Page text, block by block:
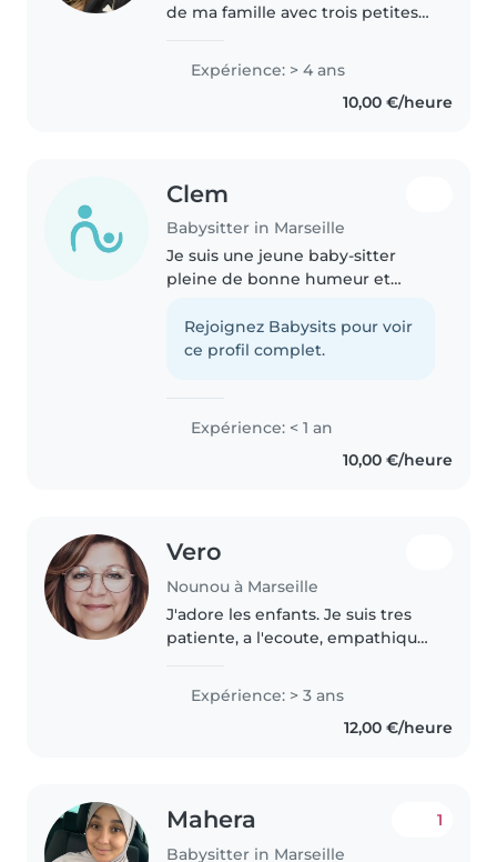
de ma famille avec trois petites
quotidien. J'ai également de
nombreux petits cousins dont
Expérience: > 4 ans
10,00 €/heure
Clem
Babysitter in Marseille
Je suis une jeune baby-sitter
pleine de bonne humeur et
dans le baby-sitting, j'adore
jouer, lire et faire des activités
Rejoignez Babysits pour voir
ce profil complet.
Expérience: < 1 an
10,00 €/heure
Vero
Nounou à Marseille
J'adore les enfants. Je suis tres
patiente, a l'ecoute, empathique
passion des enfants comme mes
propres enfants. Je sais faire
preuve d'imagination pour..
Expérience: > 3 ans
12,00 €/heure
Mahera
Babysitter in Marseille
1